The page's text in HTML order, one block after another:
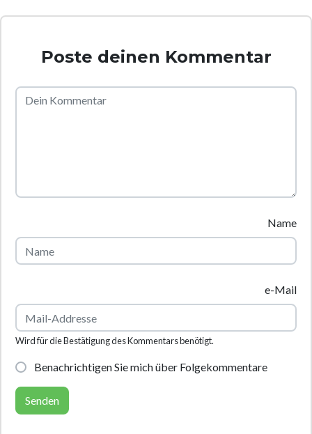
Poste deinen Kommentar
Name
e-Mail
Wird für die Bestätigung des Kommentars benötigt.
Benachrichtigen Sie mich über Folgekommentare